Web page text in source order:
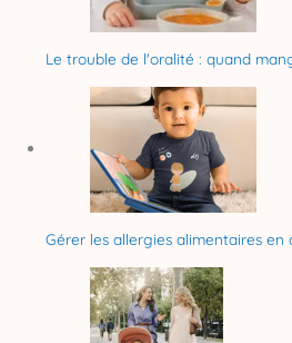
Le trouble de l'oralité : quand
Gérer les allergies alimentaires en